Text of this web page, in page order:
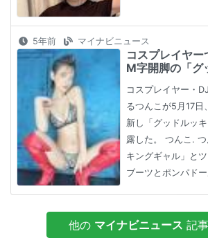
5年前 マイナビニュース
コスプレイヤ
M字開脚の「グ
コスプレイヤー・
るつんこが5月17
新し「グッドルッ
露した。 つんこ.
キングギャル」と
ブーツとポンパド
他の マイナビニュース 記